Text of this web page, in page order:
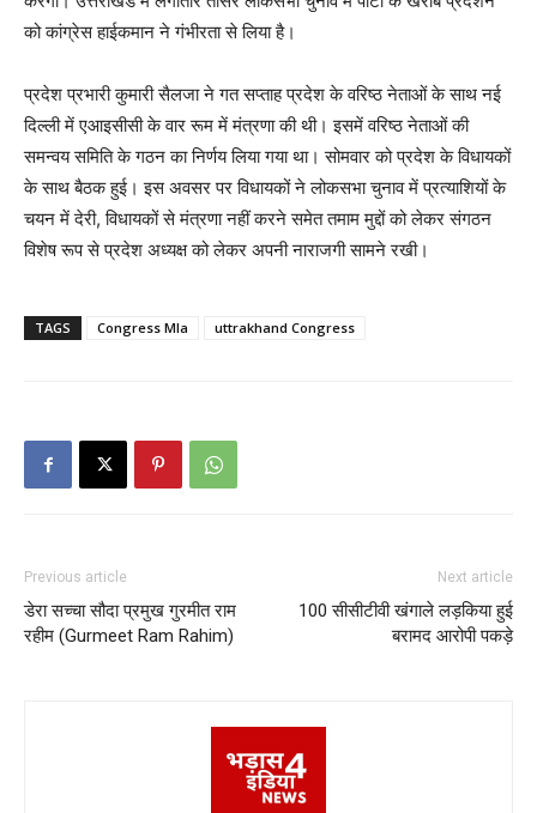
को कांग्रेस हाईकमान ने गंभीरता से लिया है।
प्रदेश प्रभारी कुमारी सैलजा ने गत सप्ताह प्रदेश के वरिष्ठ नेताओं के साथ नई
दिल्ली में एआइसीसी के वार रूम में मंत्रणा की थी। इसमें वरिष्ठ नेताओं की
समन्वय समिति के गठन का निर्णय लिया गया था। सोमवार को प्रदेश के विधायकों
के साथ बैठक हुई। इस अवसर पर विधायकों ने लोकसभा चुनाव में प्रत्याशियों के
चयन में देरी, विधायकों से मंत्रणा नहीं करने समेत तमाम मुद्दों को लेकर संगठन
विशेष रूप से प्रदेश अध्यक्ष को लेकर अपनी नाराजगी सामने रखी।
TAGS Congress Mla uttrakhand Congress
Previous article
डेरा सच्चा सौदा प्रमुख गुरमीत राम
रहीम (Gurmeet Ram Rahim)
Next article
100 सीसीटीवी खंगाले लड़किया हुई
बरामद आरोपी पकड़े